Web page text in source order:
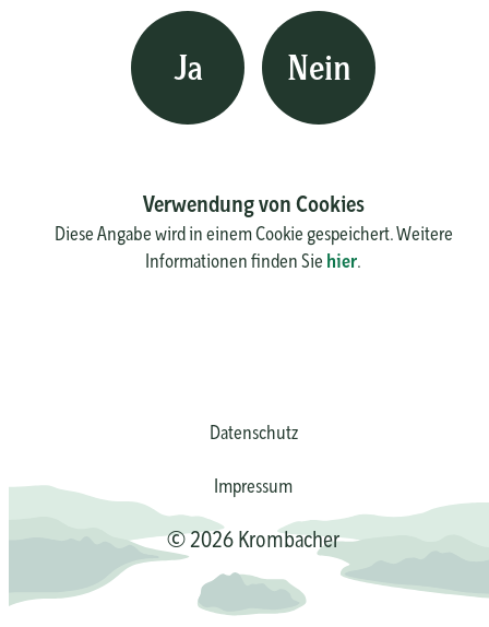
Ja Nein
Verwendung von Cookies
Diese Angabe wird in einem Cookie gespeichert. Weitere
Informationen finden Sie hier.
Datenschutz
Impressum
© 2026 Krombacher